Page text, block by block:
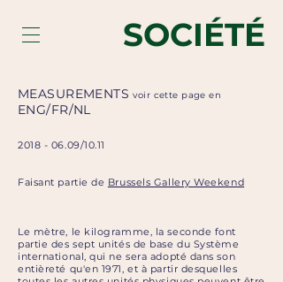
SOCIÉTÉ
MEASUREMENTSvoir cette page en
ENG/FR/NL
2018 - 06.09/10.11
Faisant partie de Brussels Gallery Weekend
Le mètre, le kilogramme, la seconde font
partie des sept unités de base du Système
international, qui ne sera adopté dans son
entièreté qu'en 1971, et à partir desquelles